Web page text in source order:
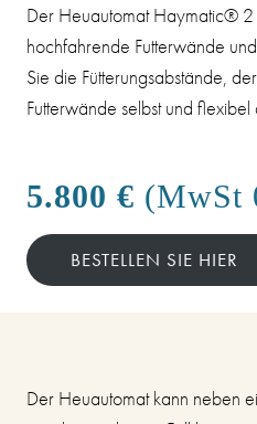
Der Heuautomat Haymatic®
hochfahrende Futterwände
Sie die Fütterungsabstände,
Futterwände selbst und flexibel
5.800 € (MwSt
BESTELLEN SIE HIER
Der Heuautomat kann neben